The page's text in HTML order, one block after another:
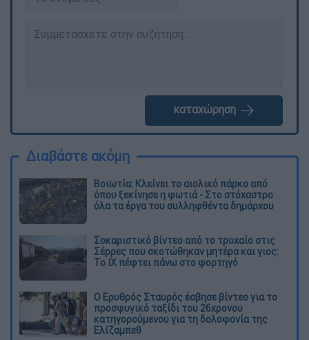
καταχώρηση
Διαβάστε ακόμη
Βοιωτία: Κλείνει το αιολικό πάρκο από
όπου ξεκίνησε η φωτιά - Στο στόχαστρο
όλα τα έργα του συλληφθέντα δημάρχου
Σοκαριστικό βίντεο από το τροχαίο στις
Σέρρες που σκοτώθηκαν μητέρα και γιος:
Το ΙΧ πέφτει πάνω στο φορτηγό
Ο Ερυθρός Σταυρός έσβησε βίντεο για το
προσφυγικό ταξίδι του 26χρονου
κατηγορούμενου για τη δολοφονία της
Ελίζαμπεθ